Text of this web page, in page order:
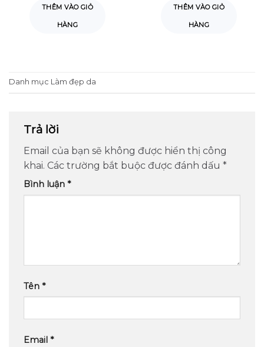
5 sao
THÊM VÀO GIỎ
HÀNG
5 sao
THÊM VÀO GIỎ
HÀNG
Danh mục Làm đẹp da
Trả lời
Email của bạn sẽ không được hiển thị công
khai. Các trường bắt buộc được đánh dấu *
Bình luận *
Tên *
Email *